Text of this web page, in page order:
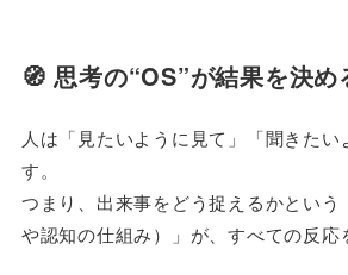
🧭 思考の“OS”が結果を決め
人は「見たいように見て」「聞きた
す。
つまり、出来事をどう捉えるかという
や認知の仕組み）」が、すべての反応